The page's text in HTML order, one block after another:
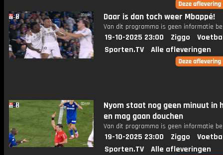
Daar is dan toch weer Mbappé!
Van dit programma is geen informatie
19-10-2025 23:00 Ziggo
Sporten.TV
Alle afleveringen
Nyom staat nog geen minuut in
en mag gaan douchen
Van dit programma is geen informatie
19-10-2025 23:00 Ziggo
Sporten.TV
Alle afleveringen